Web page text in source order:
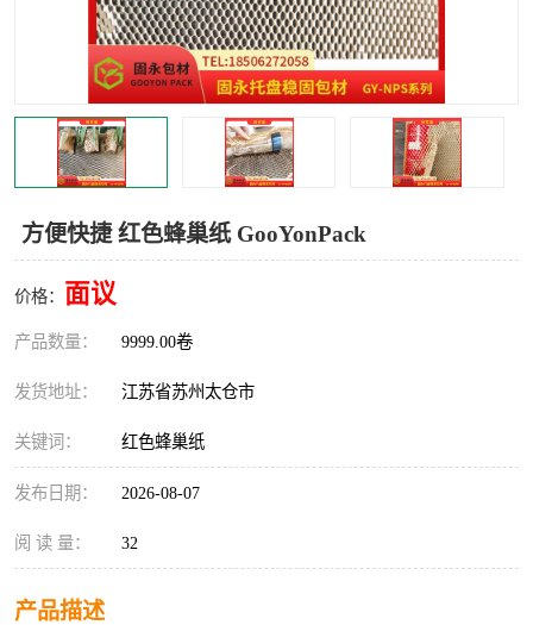
方便快捷 红色蜂巢纸 GooYonPack
价格： 面议
产品数量： 9999.00卷
发货地址： 江苏省苏州太仓市
关键词： 红色蜂巢纸
发布日期： 2026-08-07
阅 读 量： 32
产品描述